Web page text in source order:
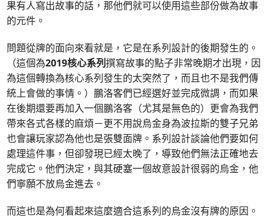
果有人寫出故事的話，那他們就可以使用這些部份做為故事
的元件。
問題從牌的面向來看就是，它是在系列設計的後期發生的。
（這個為2019核心系列撰寫故事的點子非常晚期才出現，因
為這個轉換為核心系列發生的太突然了，而且也不是我們傳
統上會做的事情。）鵬洛客們已經選好並完成微調，而如果
在後期還要再加入一個鵬洛客（尤其是無色的）更會為我們
帶來各式各樣的麻煩－更不用說烏金身為波拉斯的雙子兄弟
也會讓玩家認為他也是張雙面牌。系列設計談論他們要如何
處理這件事，但卻發現已經太晚了，導致他們無法正確地去
完成它。他們決定，與其硬塞一個故意設計很弱的烏金，他
們寧願不放烏金進去。
而這也是為何看起來這麼適合這系列的烏金沒有牌的原因。